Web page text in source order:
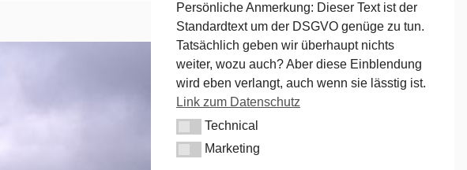
Nächstes →
Persönliche Anmerkung: Dieser Text ist der
Standardtext um der DSGVO genüge zu tun.
Tatsächlich geben wir überhaupt nichts
weiter, wozu auch? Aber diese Einblendung
wird eben verlangt, auch wenn sie lässtig ist.
Link zum Datenschutz
TechnicalTechnical
MarketingMarketing